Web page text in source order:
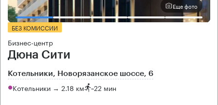
Еще фото
БЕЗ КОМИССИИ
Бизнес-центр
Дюна Сити
Котельники, Новорязанское шоссе, 6
Котельники → 2.18 км ~22 мин